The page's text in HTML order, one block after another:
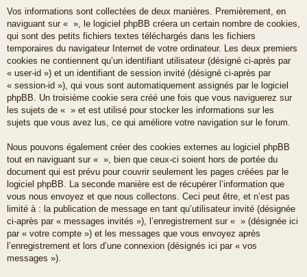
Vos informations sont collectées de deux manières. Premièrement, en
naviguant sur « », le logiciel phpBB créera un certain nombre de cookies,
qui sont des petits fichiers textes téléchargés dans les fichiers
temporaires du navigateur Internet de votre ordinateur. Les deux premiers
cookies ne contiennent qu’un identifiant utilisateur (désigné ci-après par
« user-id ») et un identifiant de session invité (désigné ci-après par
« session-id »), qui vous sont automatiquement assignés par le logiciel
phpBB. Un troisième cookie sera créé une fois que vous naviguerez sur
les sujets de « » et est utilisé pour stocker les informations sur les
sujets que vous avez lus, ce qui améliore votre navigation sur le forum.
Nous pouvons également créer des cookies externes au logiciel phpBB
tout en naviguant sur « », bien que ceux-ci soient hors de portée du
document qui est prévu pour couvrir seulement les pages créées par le
logiciel phpBB. La seconde manière est de récupérer l’information que
vous nous envoyez et que nous collectons. Ceci peut être, et n’est pas
limité à : la publication de message en tant qu’utilisateur invité (désignée
ci-après par « messages invités »), l’enregistrement sur « » (désignée ici
par « votre compte ») et les messages que vous envoyez après
l’enregistrement et lors d’une connexion (désignés ici par « vos
messages »).